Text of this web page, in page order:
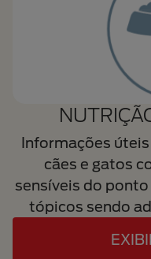
Informações
cães e gatos
sensíveis do
tópicos sendo